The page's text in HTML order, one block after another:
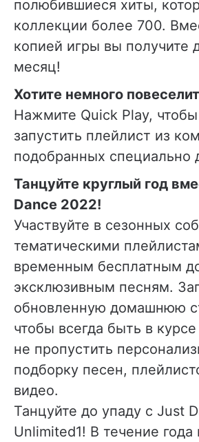
полюбившиеся хиты,
коллекции более 700.
копией игры вы получите
месяц!
Хотите немного
Нажмите Quick Play,
запустить плейлист из
подобранных специально
Танцуйте круглый год
Dance 2022!
Участвуйте в сезонных
тематическими
временным бесплатным
эксклюзивным песням.
обновленную домашнюю
чтобы всегда быть в
не пропустить
подборку песен,
видео.
Танцуйте до упаду с Just
Unlimited1! В течение года